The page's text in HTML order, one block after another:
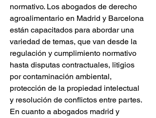
normativo. Los abogados de derecho
agroalimentario en Madrid y Barcelona
están capacitados para abordar una
variedad de temas, que van desde la
regulación y cumplimiento normativo
hasta disputas contractuales, litigios
por contaminación ambiental,
protección de la propiedad intelectual
y resolución de conflictos entre partes.
En cuanto a abogados madrid y